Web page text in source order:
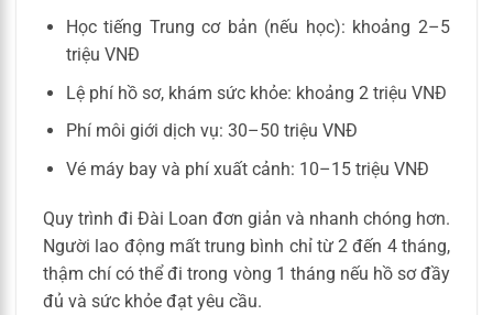
Học tiếng Trung cơ bản (nếu học): khoảng 2–5
triệu VNĐ
Lệ phí hồ sơ, khám sức khỏe: khoảng 2 triệu VNĐ
Phí môi giới dịch vụ: 30–50 triệu VNĐ
Vé máy bay và phí xuất cảnh: 10–15 triệu VNĐ
Quy trình đi Đài Loan đơn giản và nhanh chóng hơn.
Người lao động mất trung bình chỉ từ 2 đến 4 tháng,
thậm chí có thể đi trong vòng 1 tháng nếu hồ sơ đầy
đủ và sức khỏe đạt yêu cầu.